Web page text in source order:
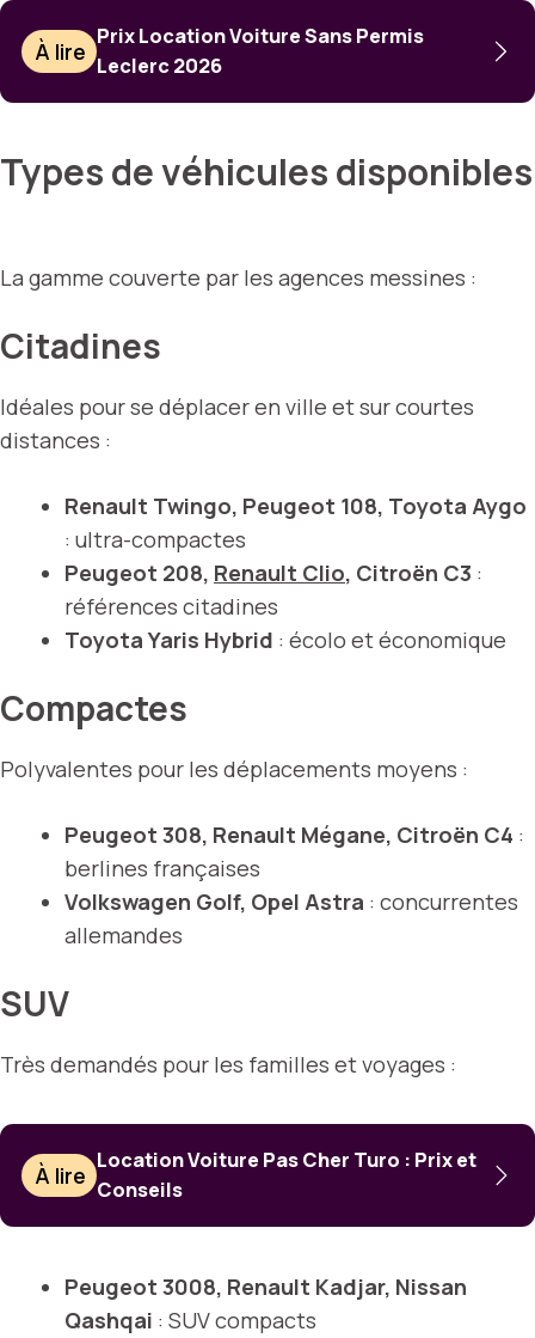
À lire
Prix Location Voiture Sans Permis
Leclerc 2026
Types de véhicules disponibles
La gamme couverte par les agences messines :
Citadines
Idéales pour se déplacer en ville et sur courtes
distances :
Renault Twingo, Peugeot 108, Toyota Aygo
: ultra-compactes
Peugeot 208, Renault Clio, Citroën C3 :
références citadines
Toyota Yaris Hybrid : écolo et économique
Compactes
Polyvalentes pour les déplacements moyens :
Peugeot 308, Renault Mégane, Citroën C4 :
berlines françaises
Volkswagen Golf, Opel Astra : concurrentes
allemandes
SUV
Très demandés pour les familles et voyages :
À lire
Location Voiture Pas Cher Turo : Prix et
Conseils
Peugeot 3008, Renault Kadjar, Nissan
Qashqai : SUV compacts